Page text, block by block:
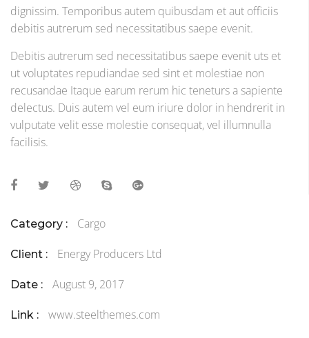
dignissim. Temporibus autem quibusdam et aut officiis
debitis autrerum sed necessitatibus saepe evenit.
Debitis autrerum sed necessitatibus saepe evenit uts et
ut voluptates repudiandae sed sint et molestiae non
recusandae Itaque earum rerum hic teneturs a sapiente
delectus. Duis autem vel eum iriure dolor in hendrerit in
vulputate velit esse molestie consequat, vel illumnulla
facilisis.
Category : Cargo
Client : Energy Producers Ltd
Date : August 9, 2017
Link : www.steelthemes.com